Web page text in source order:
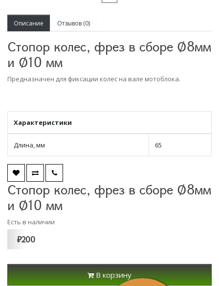
Описание Отзывов (0)
Стопор колес, фрез в сборе Ø8мм
и Ø10 мм
Предназначен для фиксации колес на вале мотоблока.
Характеристики
Длина, мм 65
Стопор колес, фрез в сборе Ø8мм
и Ø10 мм
Есть в наличии
₽200
В корзину